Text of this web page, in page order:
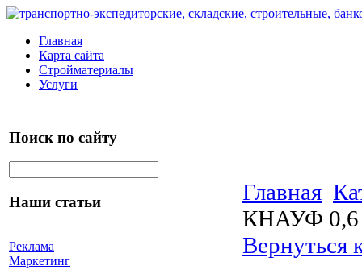
Главная
Карта сайта
Стройматериалы
Услуги
Поиск по сайту
Наши статьи
Реклама
Маркетинг
Главная
КНАУФ 0,6
Вернуться